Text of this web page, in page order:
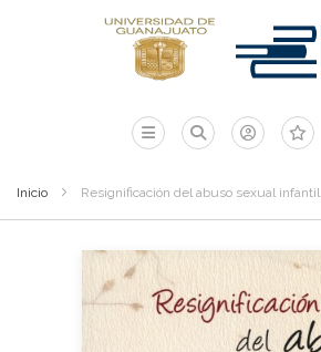
Inicio Resignificación del abuso sexual infantil